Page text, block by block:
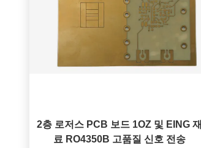
2층 로저스 PCB 보드 1OZ 및 EING 재
료 RO4350B 고품질 신호 전송